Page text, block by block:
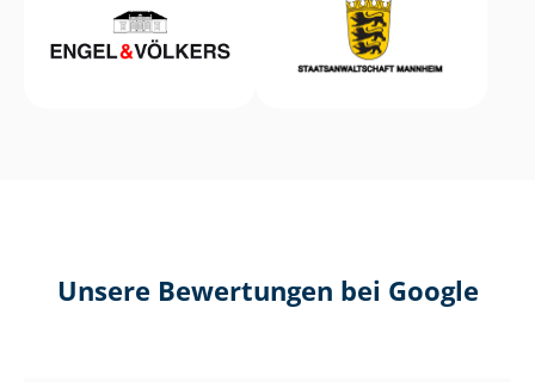
Unsere Bewertungen bei Google